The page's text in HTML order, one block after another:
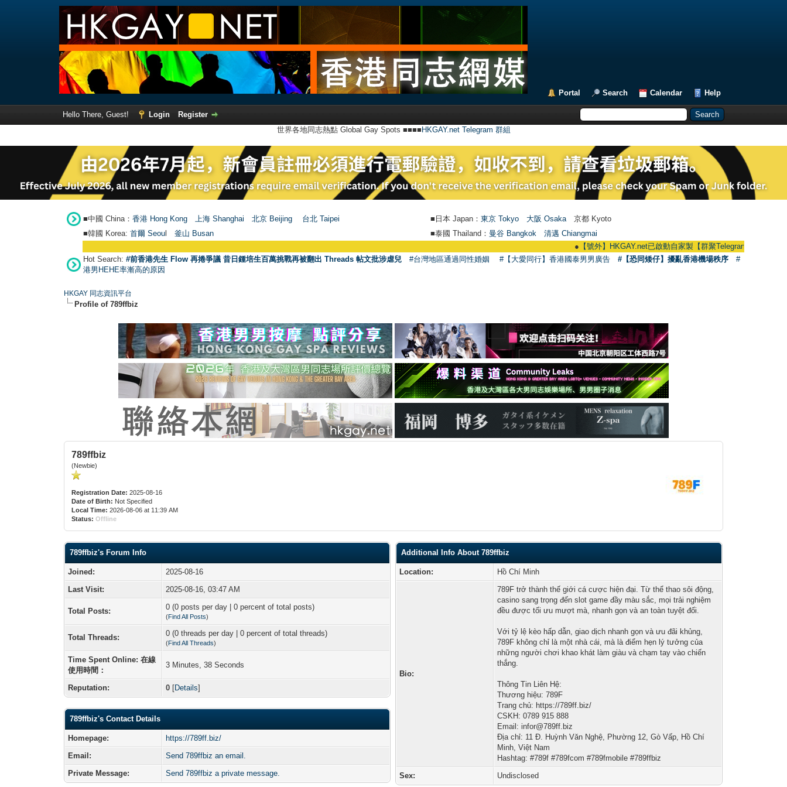
Portal Search Calendar Help
Hello There, Guest! Login
Register
世界各地同志熱點 Global Gay Spots ■■■■ HKGAY.net Telegram 群組
■中國 China： 香港 Hong Kong 上海 Shanghai 北京 Beijing 台北 Taipei ■日本 Japan： 東京 Tokyo 大阪 Osaka 京都 Kyoto
■韓國 Korea: 首爾 Seou 釜山 Busan ■泰國 Thailand： 曼谷 Bangkok
清邁 Chiangmai
【號外】HKGAY.net已啟動自家製【群聚Telegram群組】
Hot Search: #前香港先生 Flow 再捲爭議 昔日鍾培生百萬挑戰再被翻出 Threads 帖文批涉虐兒 #台灣地區通過同性婚姻 #【大愛同行】香港國泰男男廣告 #【恐同矮仔】擾亂香港機場秩序
#
港男HEHE率漸高的原因
HKGAY 同志資訊平台
Profile of 789ffbiz
789ffbiz
(Newbie)
Registration Date: 2025-08-16
Date of Birth: Not Specified
Local Time: 2026-08-06 at 11:39 AM
Status: Offline
789ffbiz's Forum Info
Joined:
2025-08-16
Last Visit:
2025-08-16, 03:47 AM
Total Posts: 0 (0 posts per day | 0 percent of total posts)
(Find All Posts)
Total Threads: 0 (0 threads per day | 0 percent of total threads)
(Find All Threads)
Time Spent Online: 在線
使用時間：
3 Minutes, 38 Seconds
Reputation: 0 [Details]
789ffbiz's Contact Details
Homepage:
https://789ff.biz/
Email:
Send 789ffbiz an email.
Private Message:
Send 789ffbiz a private message.
Additional Info About 789ffbiz
Location: Hồ Chí Minh
Bio:
789F trở thành thế giới cá cược hiện đại. Từ thể thao sôi động,
casino sang trọng đến slot game đầy màu sắc, mọi trải nghiệm
đều được tối ưu mượt mà, nhanh gọn và an toàn tuyệt đối.
Với tỷ lệ kèo hấp dẫn, giao dịch nhanh gọn và ưu đãi khủng,
789F không chỉ là một nhà cái, mà là điểm hẹn lý tưởng của
những người chơi khao khát làm giàu và chạm tay vào chiến
thắng.
Thông Tin Liên Hệ:
Thương hiệu: 789F
Trang chủ: https://789ff.biz/
CSKH: 0789 915 888
Email: infor@789ff.biz
Địa chỉ: 11 Đ. Huỳnh Văn Nghệ, Phường 12, Gò Vấp, Hồ Chí
Minh, Việt Nam
Hashtag: #789f #789fcom #789fmobile #789ffbiz
Sex:
Undisclosed